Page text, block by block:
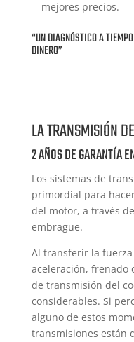
mejores precios.
“UN DIAGNÓSTICO A
DINERO”
LA TRANSMISIÓN
2 AÑOS DE GARANTÍA
Los sistemas de
primordial para
del motor, a través
embrague.
Al transferir la
aceleración, frenado
de transmisión del
considerables. Si
alguno de estos
transmisiones están